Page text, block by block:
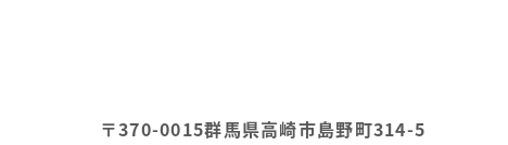
〒370-0015群馬県高崎市島野町314-5